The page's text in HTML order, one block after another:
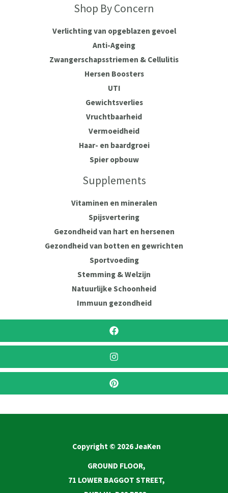
Shop By Concern
Verlichting van opgeblazen gevoel
Anti-Ageing
Zwangerschapsstriemen & Cellulitis
Hersen Boosters
UTI
Gewichtsverlies
Vruchtbaarheid
Vermoeidheid
Haar- en baardgroei
Spier opbouw
Supplements
Vitaminen en mineralen
Spijsvertering
Gezondheid van hart en hersenen
Gezondheid van botten en gewrichten
Sportvoeding
Stemming & Welzijn
Natuurlijke Schoonheid
Immuun gezondheid
Copyright © 2026 JeaKen
GROUND FLOOR,
71 LOWER BAGGOT STREET,